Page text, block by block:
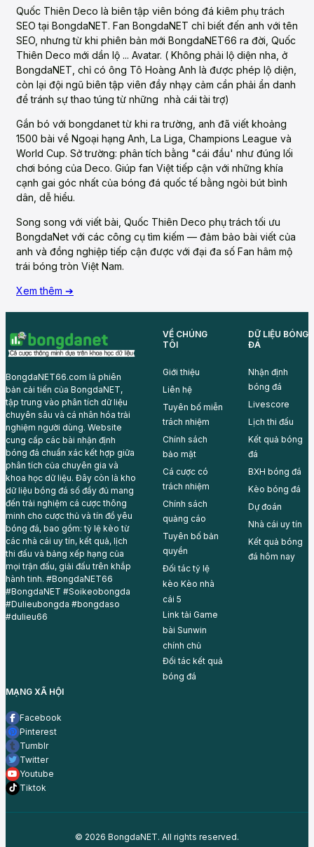
Quốc Thiên Deco là biên tập viên bóng đá kiêm phụ trách
SEO tại BongdaNET. Fan BongdaNET chỉ biết đến anh với tên
SEO, nhưng từ khi phiên bản mới BongdaNET66 ra đời, Quốc
Thiên Deco mới dần lộ ... Avatar. ( Không phải lộ diện nha, ở
BongdaNET, chỉ có ông Tô Hoàng Anh là được phép lộ diện,
còn lại đội ngũ biên tập viên đầy nhạy cảm cần phải ẩn danh
để tránh sự thao túng từ những nhà cái tài trợ)
Gắn bó với bongdanet từ khi ra trường, anh đã viết khoảng
1500 bài về Ngoại hạng Anh, La Liga, Champions League và
World Cup. Sở trường: phân tích bằng "cái đầu' như đúng lối
chơi bóng của Deco. Giúp fan Việt tiếp cận với những khía
cạnh gai góc nhất của bóng đá quốc tế bằng ngòi bút bình
dân, dễ hiểu.
Song song với viết bài, Quốc Thiên Deco phụ trách tối ưu
BongdaNet với các công cụ tìm kiếm — đảm bảo bài viết của
anh và đồng nghiệp tiếp cận được với đại đa số Fan hâm mộ
trái bóng tròn Việt Nam.
Xem thêm ➔
BongdaNET66.com là phiên
bản cải tiến của BongdaNET,
tập trung vào phân tích dữ liệu
chuyên sâu và cá nhân hóa trải
nghiệm người dùng. Website
cung cấp các bài nhận định
bóng đá chuẩn xác kết hợp giữa
phân tích của chuyên gia và
khoa học dữ liệu. Đây còn là kho
dữ liệu bóng đá số đầy đủ mang
đến trải nghiệm cá cược thông
minh cho cược thủ và tín đồ yêu
bóng đá, bao gồm: tỷ lệ kèo từ
các nhà cái uy tín, kết quả, lịch
thi đấu và bảng xếp hạng của
mọi trận đấu, giải đấu trên khắp
hành tinh. #BongdaNET66
#BongdaNET #Soikeobongda
#Dulieubongda #bongdaso
#dulieu66
VỀ CHÚNG
TÔI
Giới thiệu
Liên hệ
Tuyên bố miễn
trách nhiệm
Chính sách
bảo mật
Cá cược có
trách nhiệm
Chính sách
quảng cáo
Tuyên bố bản
quyền
Đối tác tỷ lệ
kèo Kèo nhà
cái 5
Link tải Game
bài Sunwin
chính chủ
Đối tác kết quả
bóng đá
DỮ LIỆU BÓNG
ĐÁ
Nhận định
bóng đá
Livescore
Lịch thi đấu
Kết quả bóng
đá
BXH bóng đá
Kèo bóng đá
Dự đoán
Nhà cái uy tín
Kết quả bóng
đá hôm nay
MẠNG XÃ HỘI
Facebook
Pinterest
Tumblr
Twitter
Youtube
Tiktok
© 2026 BongdaNET. All rights reserved.